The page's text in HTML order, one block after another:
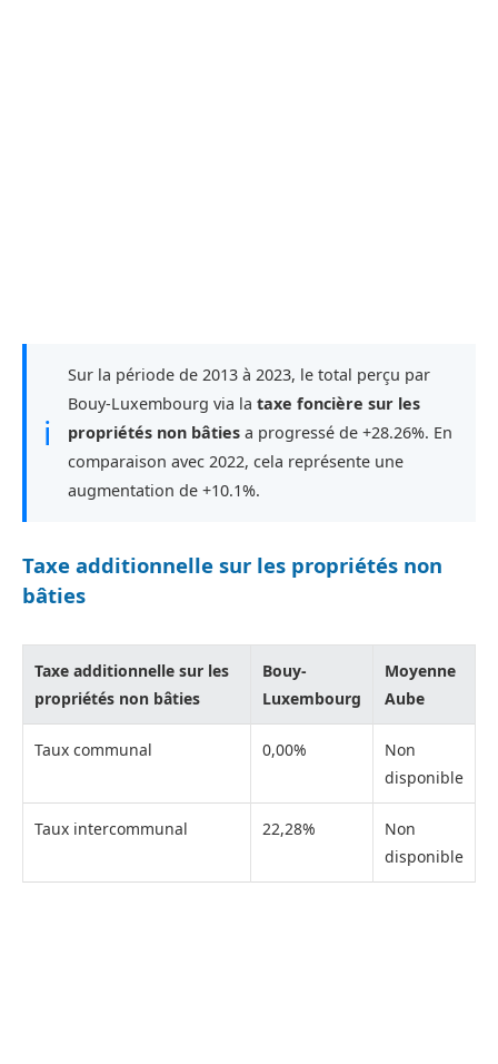
ℹ
Sur la période de 2013 à 2023, le total perçu par
Bouy-Luxembourg via la taxe foncière sur les
propriétés non bâties a progressé de +28.26%. En
comparaison avec 2022, cela représente une
augmentation de +10.1%.
Taxe additionnelle sur les propriétés non
bâties
Taxe additionnelle sur les
propriétés non bâties
Bouy-
Luxembourg
Moyenne
Aube
Taux communal 0,00%
Non
disponible
Taux intercommunal 22,28%
Non
disponible